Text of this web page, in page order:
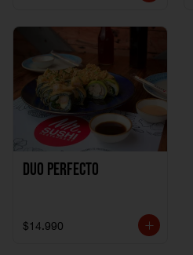
Duo perfecto
$14.990